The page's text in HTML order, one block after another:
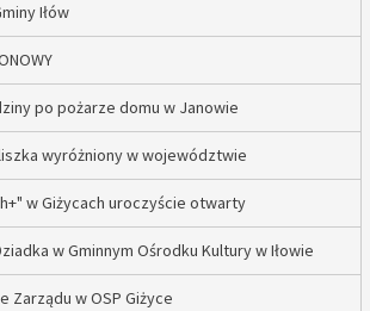
Iłów
po pożarze domu w Janowie
wyróżniony w województwie
w Giżycach uroczyście otwarty
w Gminnym Ośrodku Kultury w Iłowie
Zarządu w OSP Giżyce